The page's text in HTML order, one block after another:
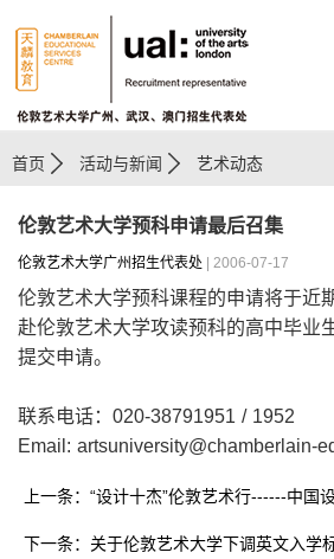
首页 活动与新闻 艺术动态
伦敦艺术大学预科申请最后召集
伦敦艺术大学广州招生代表处 | 2006-07-17
伦敦艺术大学预科课程的申请将于近
赴伦敦艺术大学攻读预科的高中毕业
提交申请。
联系电话：020-38791951 / 1952
Email: artsuniversity@chamberlain-
下一条：关于伦敦艺术大学下调英文入学